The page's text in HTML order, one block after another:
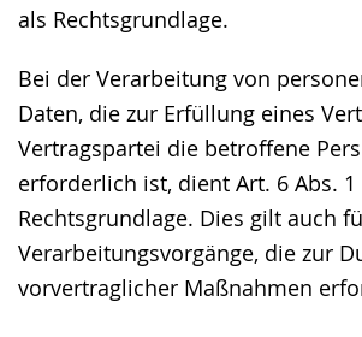
als Rechtsgrundlage.
Bei der Verarbeitung von
Daten, die zur Erfüllung eines
Vertragspartei die betroffene
erforderlich ist, dient Art. 6 Abs. 1
Rechtsgrundlage. Dies gilt auch
Verarbeitungsvorgänge, die zur
vorvertraglicher Maßnahmen